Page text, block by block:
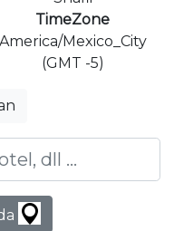
TimeZone
America/Mexico_City
(GMT -5)